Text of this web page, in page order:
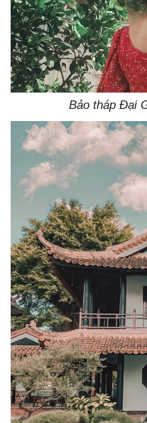
Bảo tháp Đại